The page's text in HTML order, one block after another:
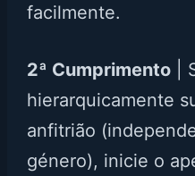
facilmente.
2ª Cumprimento |
hierarquicamente
anfitrião
género), inicie o